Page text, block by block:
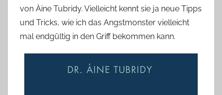
von Àine Tubridy. Vielleicht kennt sie ja neue Tipps
und Tricks, wie ich das Angstmonster vielleicht
mal endgültig in den Griff bekommen kann.